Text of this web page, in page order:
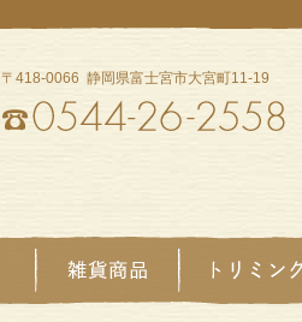
〒418-0066 静岡県富士宮市大宮町11-19